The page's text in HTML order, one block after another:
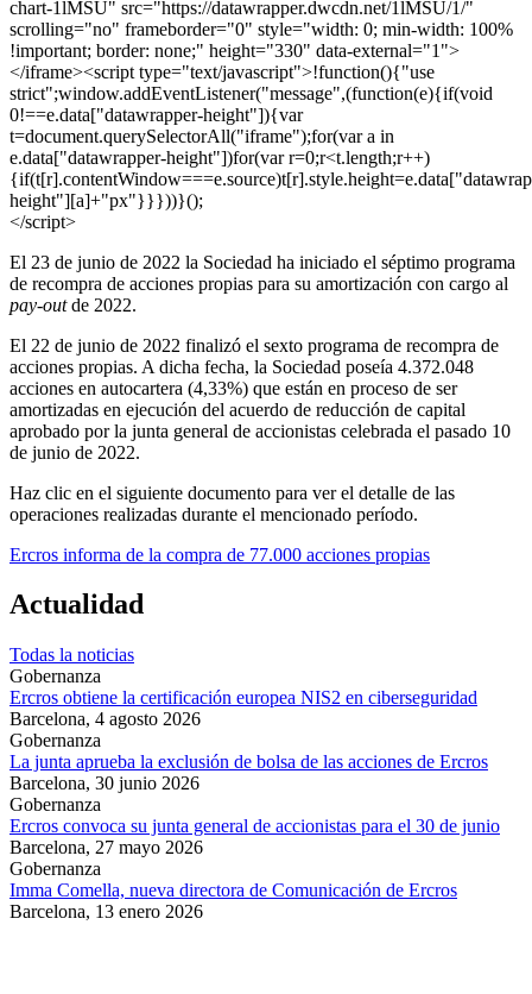
chart-1lMSU" src="https://datawrapper.dwcdn.net/1lMSU/1/"
scrolling="no" frameborder="0" style="width: 0; min-width: 100%
!important; border: none;" height="330" data-external="1">
</iframe><script type="text/javascript">!function(){"use
strict";window.addEventListener("message",(function(e){if(void
0!==e.data["datawrapper-height"]){var
t=document.querySelectorAll("iframe");for(var a in
e.data["datawrapper-height"])for(var r=0;r<t.length;r++)
height"][a]+"px"}}}))}();
</script>
El 23 de junio de 2022 la Sociedad ha iniciado el séptimo programa
de recompra de acciones propias para su amortización con cargo al
pay-outde 2022.
El 22 de junio de 2022 finalizó el sexto programa de recompra de
acciones propias. A dicha fecha, la Sociedad poseía 4.372.048
acciones en autocartera (4,33%) que están en proceso de ser
amortizadas en ejecución del acuerdo de reducción de capital
aprobado por la junta general de accionistas celebrada el pasado 10
de junio de 2022.
Haz clic en el siguiente documento para ver el detalle de las
operaciones realizadas durante el mencionado período.
Ercros informa de la compra de 77.000 acciones propias
Actualidad
Todas la noticias
Gobernanza
Ercros obtiene la certificación europea NIS2 en ciberseguridad
Barcelona, 4 agosto 2026
Gobernanza
La junta aprueba la exclusión de bolsa de las acciones de Ercros
Barcelona, 30 junio 2026
Gobernanza
Ercros convoca su junta general de accionistas para el 30 de junio
Barcelona, 27 mayo 2026
Gobernanza
Imma Comella, nueva directora de Comunicación de Ercros
Barcelona, 13 enero 2026